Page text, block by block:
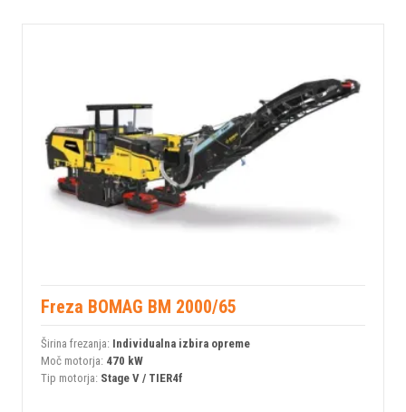
Freza BOMAG BM 2000/65
Širina frezanja: Individualna izbira opreme
Moč motorja: 470 kW
Tip motorja: Stage V / TIER4f